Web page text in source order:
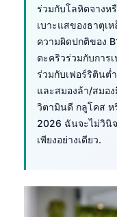
ร่วมกับโลหิตจางห
เบาะแสของธาตุเ
ความผิดปกติของ
ตะคริวร่วมกับการ
ร่วมกับเฟอร์ริตินต่
และสมองล้า/สมอ
วิตามินดี กลูโคส ห
2026 ฉันจะไม่วินิ
เพียงอย่างเดียว.